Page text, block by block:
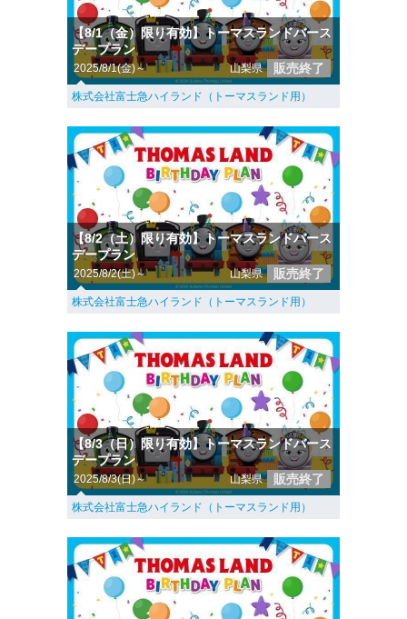
【8/1（金）限り有効】トーマスランドバース
デープラン
2025/8/1(金)～ 山梨県 販売終了
株式会社富士急ハイランド（トーマスランド用）
【8/2（土）限り有効】トーマスランドバース
デープラン
2025/8/2(土)～ 山梨県 販売終了
株式会社富士急ハイランド（トーマスランド用）
【8/3（日）限り有効】トーマスランドバース
デープラン
2025/8/3(日)～ 山梨県 販売終了
株式会社富士急ハイランド（トーマスランド用）